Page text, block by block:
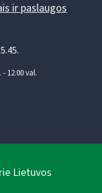
ir paslaugos
12.00 val.
Lietuvos